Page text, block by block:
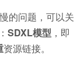
的问题，可以关
SDXL模型 ，即
资源链接。